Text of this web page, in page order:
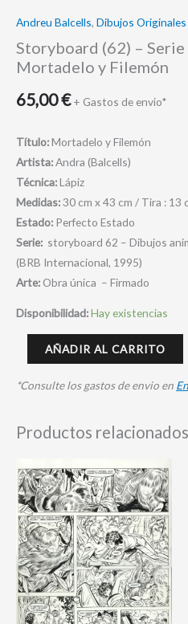
Andreu Balcells, Dibujos Originales
Storyboard (62) – Serie
Mortadelo y Filemón
65,00€ + Gastos de envio*
Título:Mortadelo y Filemón
Artista:Andra (Balcells)
Técnica:Lápiz
Medidas:30 cm x 43 cm / Tira : 13
Estado: Perfecto Estado
Serie: storyboard 62 – Dibujos
(BRB Internacional, 1995)
Arte: Obra única – Firmado
Disponibilidad:Hay existencias
cantidad
AÑADIR AL CARRITO
*Consulte los gastos de envio en
Productos relacionados